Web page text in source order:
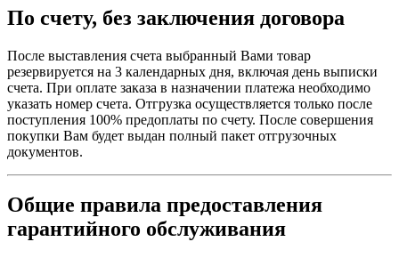
По счету, без заключения договора
После выставления счета выбранный Вами товар
резервируется на 3 календарных дня, включая день выписки
счета. При оплате заказа в назначении платежа необходимо
указать номер счета. Отгрузка осуществляется только после
поступления 100% предоплаты по счету. После совершения
покупки Вам будет выдан полный пакет отгрузочных
документов.
Общие правила предоставления
гарантийного обслуживания